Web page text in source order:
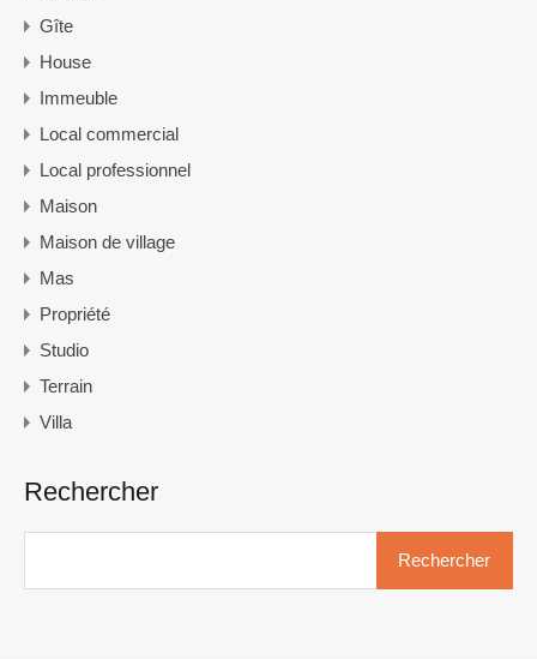
Gîte
House
Immeuble
Local commercial
Local professionnel
Maison
Maison de village
Mas
Propriété
Studio
Terrain
Villa
Rechercher